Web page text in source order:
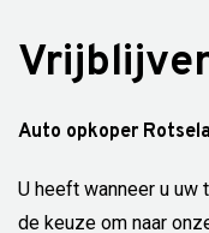
Auto opkoper
U heeft wanneer u
de keuze om naar